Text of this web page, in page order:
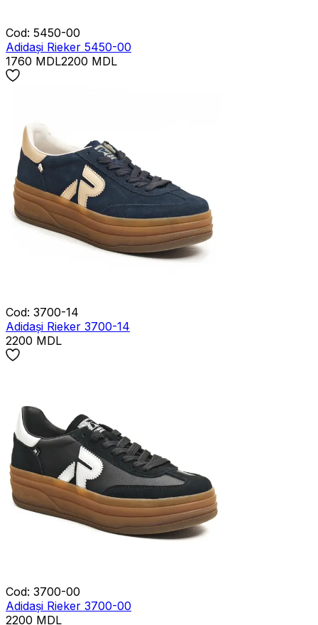
Cod: 5450-00
Adidași Rieker 5450-00
1760 MDL2200 MDL
Cod: 3700-14
Adidași Rieker 3700-14
2200 MDL
Cod: 3700-00
Adidași Rieker 3700-00
2200 MDL